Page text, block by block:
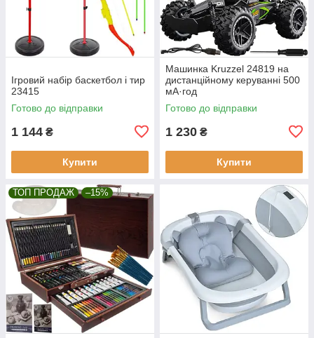
Ігровий набір баскетбол і тир
23415
Готово до відправки
1 144 ₴
Купити
Машинка Kruzzel 24819 на
дистанційному керуванні 500
мА·год
Готово до відправки
1 230 ₴
Купити
ТОП ПРОДАЖ –15%